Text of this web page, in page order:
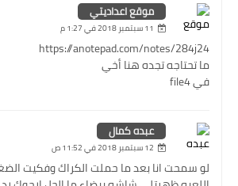
موقع اعداديتي
11 سبتمبر 2018 في 1:27 م
https://anotepad.com/notes/284j24
ما تحتاجه تجده هنا أخي
في file4
عبده كمال
12 سبتمبر 2018 في 11:52 ص
لو سمحت انا بعد ما حملت الكراك وفكيت